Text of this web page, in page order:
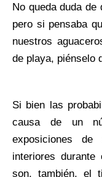
No queda duda de
pero si pensaba
nuestros
de playa, piénselo
Si bien las
causa de un
exposiciones
interiores
son, también, el